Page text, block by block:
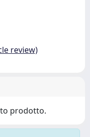
review)
prodotto.